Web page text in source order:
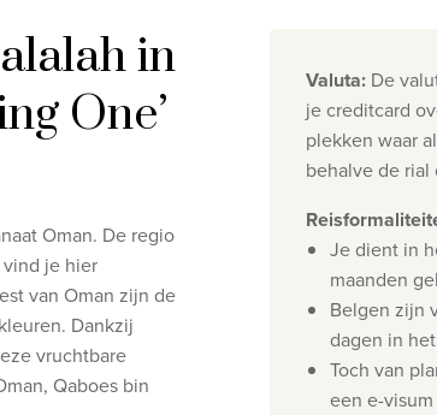
©2026 ,
in
One’
Oman. De regio
je hier
van Oman zijn de
Dankzij
vruchtbare
Qaboes bin
Valuta: De
je creditcard
plekken waar
behalve de
Je dient in
maanden
Belgen zijn
dagen in
Toch van
een e-